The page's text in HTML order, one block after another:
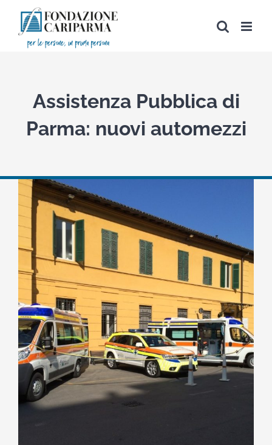
contenuto
Assistenza Pubblica di
Parma: nuovi automezzi
View
Larger
Image